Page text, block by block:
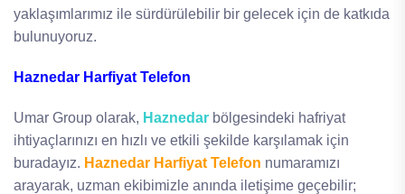
yaklaşımlarımız ile sürdürülebilir bir gelecek için de katkıda
bulunuyoruz.
Haznedar Harfiyat Telefon
Umar Group olarak, Haznedar bölgesindeki hafriyat
ihtiyaçlarınızı en hızlı ve etkili şekilde karşılamak için
buradayız. Haznedar Harfiyat Telefon numaramızı
arayarak, uzman ekibimizle anında iletişime geçebilir;